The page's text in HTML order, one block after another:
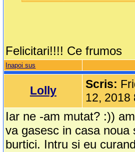
Felicitari!!!! Ce frumos
Inapoi sus
Lolly Scris:
12, 2018
Iar ne -am mutat? :))
va gasesc in casa noua
burtici. Intru si eu